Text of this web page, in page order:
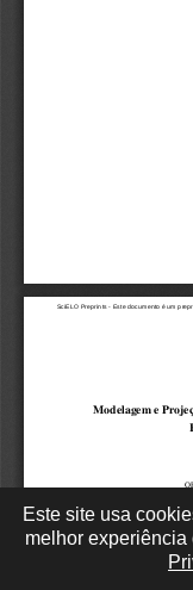
Este site usa
melhor